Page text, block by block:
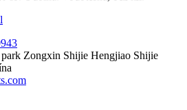
Zongxin Shijie Hengjiao Shijie